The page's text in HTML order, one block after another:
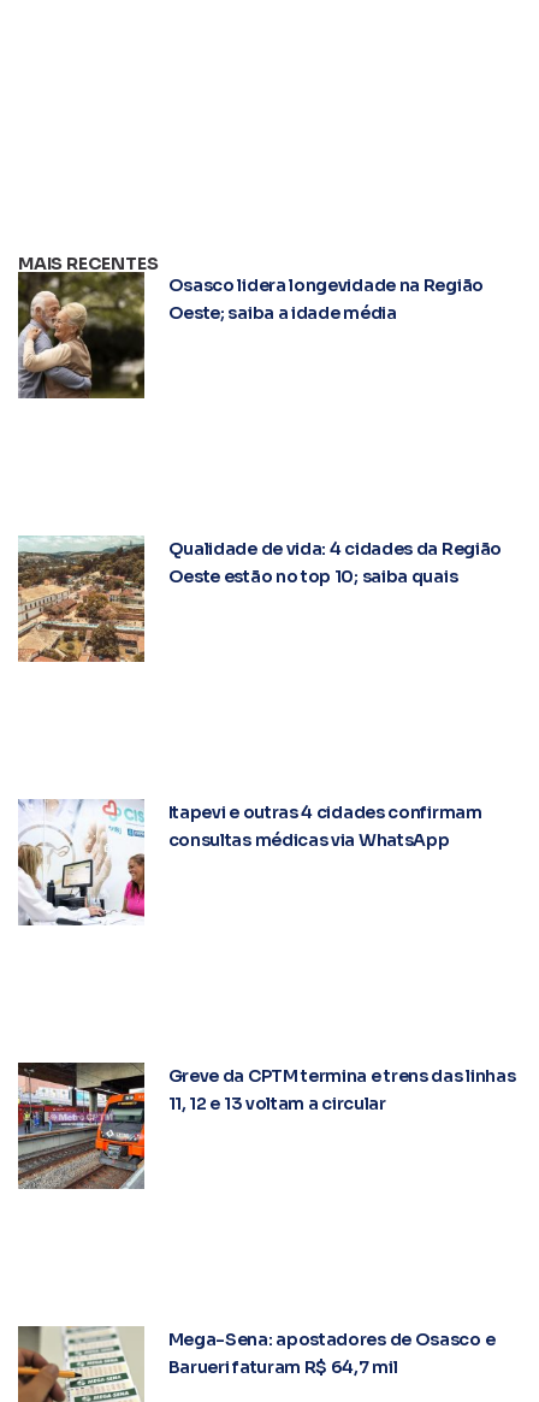
MAIS RECENTES
Osasco lidera longevidade na Região
Oeste; saiba a idade média
Qualidade de vida: 4 cidades da Região
Oeste estão no top 10; saiba quais
Itapevi e outras 4 cidades confirmam
consultas médicas via WhatsApp
Greve da CPTM termina e trens das linhas
11, 12 e 13 voltam a circular
Mega-Sena: apostadores de Osasco e
Barueri faturam R$ 64,7 mil